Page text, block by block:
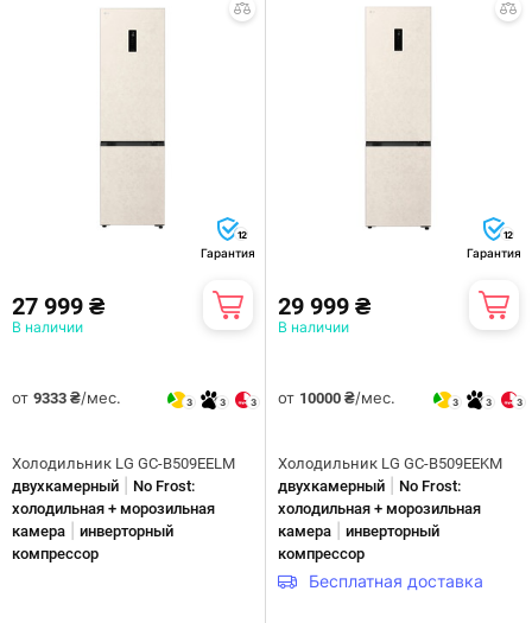
12
Гарантия
27 999 ₴
В наличии
от 9333 ₴/мес. 3 3 3
Холодильник LG GC-B509EELM
двухкамерный
No Frost:
холодильная + морозильная
камера
инверторный
компрессор
12
Гарантия
29 999 ₴
В наличии
от 10000 ₴/мес. 3 3 3
Холодильник LG GC-B509EEKM
двухкамерный
No Frost:
холодильная + морозильная
камера
инверторный
компрессор
Бесплатная доставка